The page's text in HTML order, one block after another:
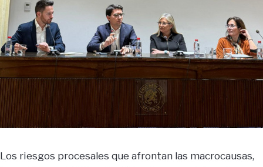
Los riesgos procesales que afrontan las macrocausas,